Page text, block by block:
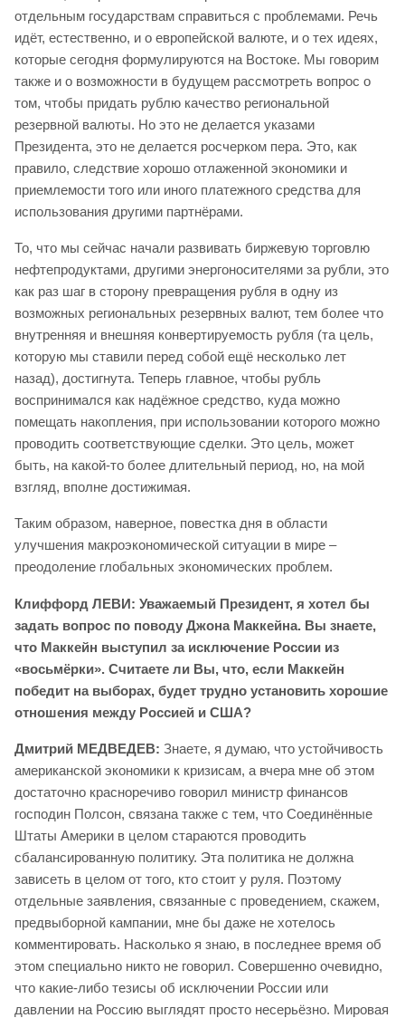
отдельным государствам справиться с проблемами. Речь
идёт, естественно, и о европейской валюте, и о тех идеях,
которые сегодня формулируются на Востоке. Мы говорим
также и о возможности в будущем рассмотреть вопрос о
том, чтобы придать рублю качество региональной
резервной валюты. Но это не делается указами
Президента, это не делается росчерком пера. Это, как
правило, следствие хорошо отлаженной экономики и
приемлемости того или иного платежного средства для
использования другими партнёрами.
То, что мы сейчас начали развивать биржевую торговлю
нефтепродуктами, другими энергоносителями за рубли, это
как раз шаг в сторону превращения рубля в одну из
возможных региональных резервных валют, тем более что
внутренняя и внешняя конвертируемость рубля (та цель,
которую мы ставили перед собой ещё несколько лет
назад), достигнута. Теперь главное, чтобы рубль
воспринимался как надёжное средство, куда можно
помещать накопления, при использовании которого можно
проводить соответствующие сделки. Это цель, может
быть, на какой-то более длительный период, но, на мой
взгляд, вполне достижимая.
Таким образом, наверное, повестка дня в области
улучшения макроэкономической ситуации в мире –
преодоление глобальных экономических проблем.
Клиффорд ЛЕВИ: Уважаемый Президент, я хотел бы
задать вопрос по поводу Джона Маккейна. Вы знаете,
что Маккейн выступил за исключение России из
«восьмёрки». Считаете ли Вы, что, если Маккейн
победит на выборах, будет трудно установить хорошие
отношения между Россией и США?
Дмитрий МЕДВЕДЕВ: Знаете, я думаю, что устойчивость
американской экономики к кризисам, а вчера мне об этом
достаточно красноречиво говорил министр финансов
господин Полсон, связана также с тем, что Соединённые
Штаты Америки в целом стараются проводить
сбалансированную политику. Эта политика не должна
зависеть в целом от того, кто стоит у руля. Поэтому
отдельные заявления, связанные с проведением, скажем,
предвыборной кампании, мне бы даже не хотелось
комментировать. Насколько я знаю, в последнее время об
этом специально никто не говорил. Совершенно очевидно,
что какие-либо тезисы об исключении России или
давлении на Россию выглядят просто несерьёзно. Мировая